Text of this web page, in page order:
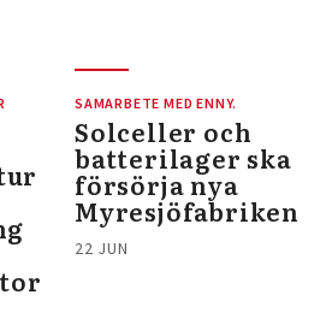
SAMARBETE MED ENNY.
Solceller och
batterilager ska
försörja nya
Myresjöfabriken
22 JUN